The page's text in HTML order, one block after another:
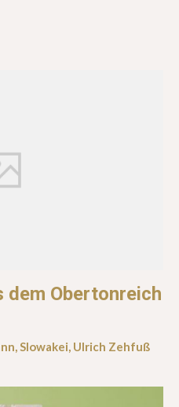
dem Obertonreich
,Slowakei, Ulrich Zehfuß